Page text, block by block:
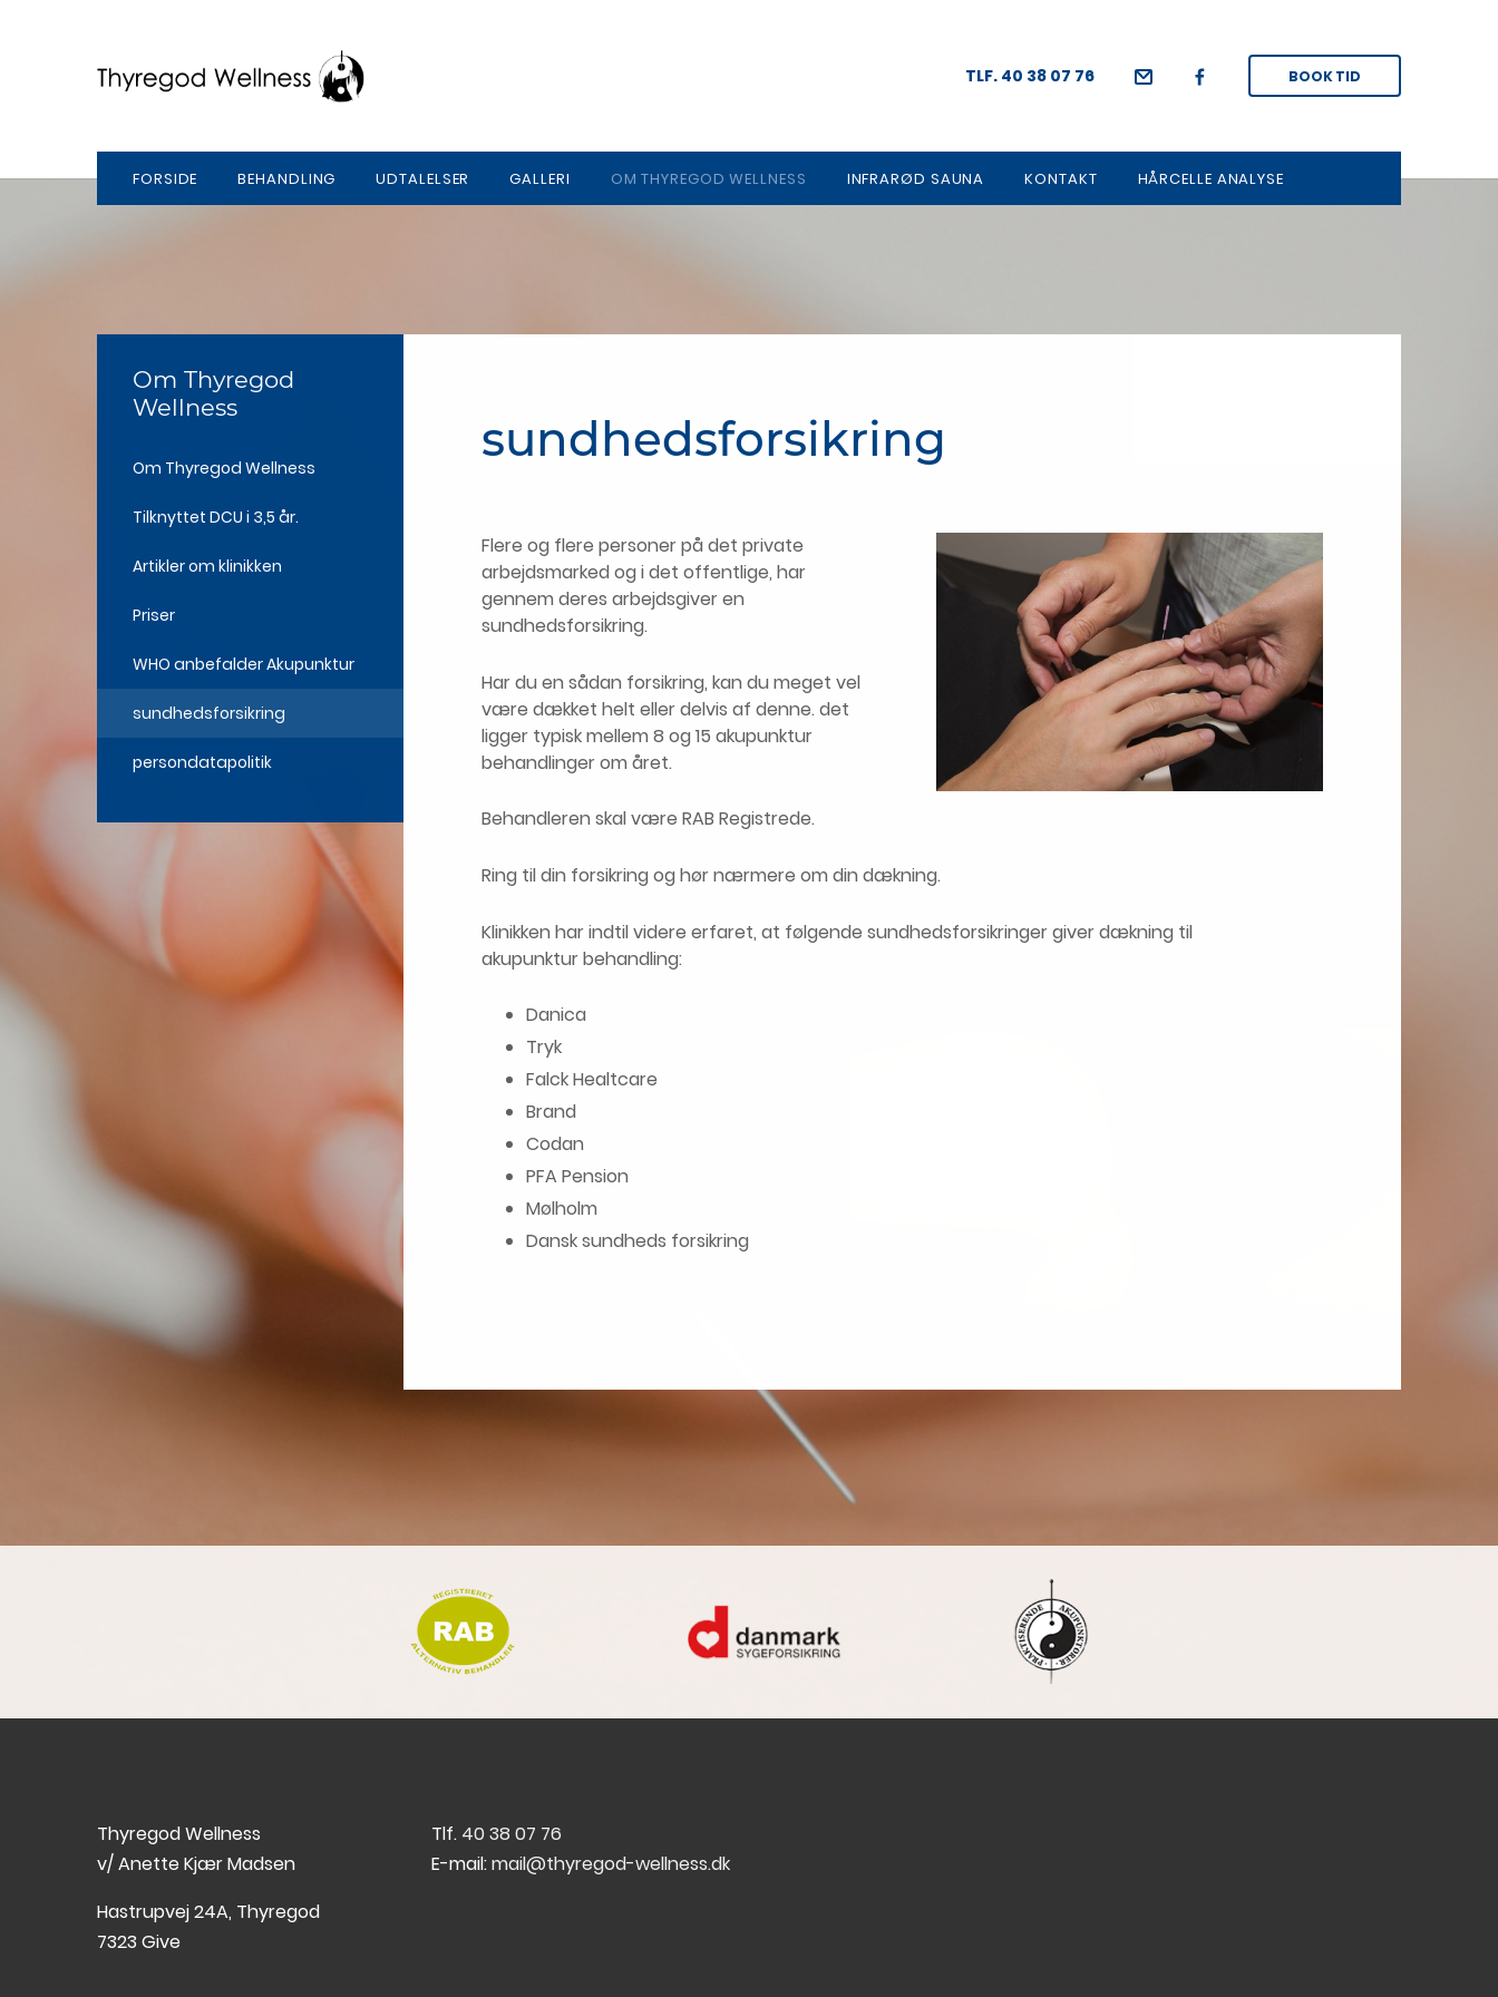
TLF. 40 38 07 76 BOOK TID
FORSIDE BEHANDLING UDTALELSER GALLERI OM THYREGOD WELLNESS INFRARØD SAUNA KONTAKT HÅRCELLE ANALYSE
sundhedsforsikring
Flere og flere personer på det private
arbejdsmarked og i det offentlige, har
gennem deres arbejdsgiver en
sundhedsforsikring.
Har du en sådan forsikring, kan du meget vel
være dækket helt eller delvis af denne. det
ligger typisk mellem 8 og 15 akupunktur
behandlinger om året.
Behandleren skal være RAB Registrede.
Ring til din forsikring og hør nærmere om din dækning.
Klinikken har indtil videre erfaret, at følgende sundhedsforsikringer giver dækning til
akupunktur behandling:
Danica
Tryk
Falck Healtcare
Brand
Codan
PFA Pension
Mølholm
Dansk sundheds forsikring
Om Thyregod
Wellness
Om Thyregod Wellness
Tilknyttet DCU​ i 3,5 år.
Artikler om klinikken​
Priser
WHO anbefalder Akupunktur
sundhedsforsikring
persondatapolitik
Thyregod Wellness
v/ Anette Kjær Madsen
Hastrupvej 24A, Thyregod
7323 Give
Tlf. 40 38 07 76
E-mail:mail@thyregod-wellness.dk